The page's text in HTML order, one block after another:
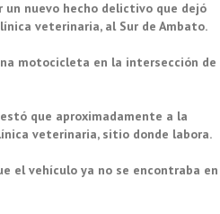
nuevo hecho delictivo que dejó
veterinaria, al Sur de Ambato.
motocicleta en la intersección de
que aproximadamente a la
veterinaria, sitio donde labora.
el vehículo ya no se encontraba en